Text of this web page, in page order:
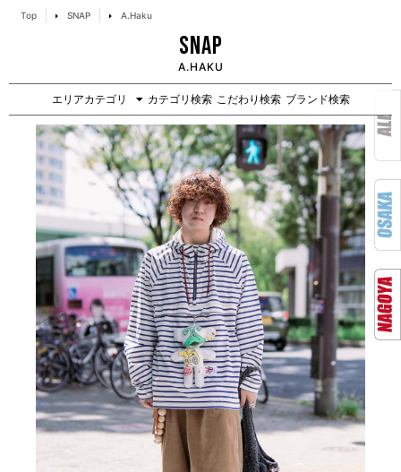
Top SNAP A.Haku
SNAP
A.HAKU
エリアカテゴリ カテゴリ検索 こだわり検索 ブランド検索